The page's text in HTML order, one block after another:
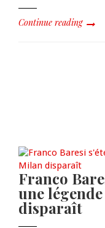
Continue reading
Franco
une
disparaît